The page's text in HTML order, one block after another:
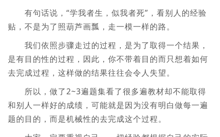
有句话说，“学我者生，似我者死”，看别人的经验
贴，不是为了照葫芦画瓢，走一模一样的路。
我们依照步骤走过的过程，是为了取得一个结果，
是有目的性的过程，因此，你不带着目的而只想着如何
去完成过程，这样做的结果往往会令人失望。
所以，做了2~3遍题集看了很多遍教材却不能取得
和别人一样好的成绩，可能就是因为没有明白做每一遍
题的目的，而是机械性的去完成这个过程。